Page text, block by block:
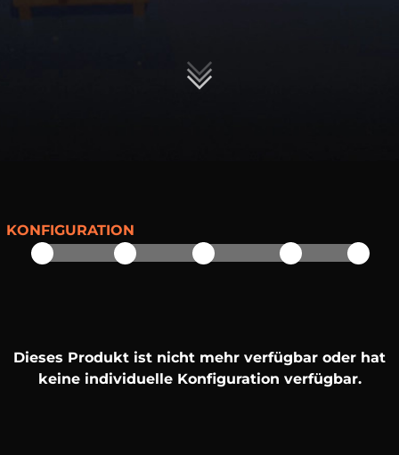
KONFIGURATION
Dieses Produkt ist nicht mehr verfügbar oder hat
keine individuelle Konfiguration verfügbar.